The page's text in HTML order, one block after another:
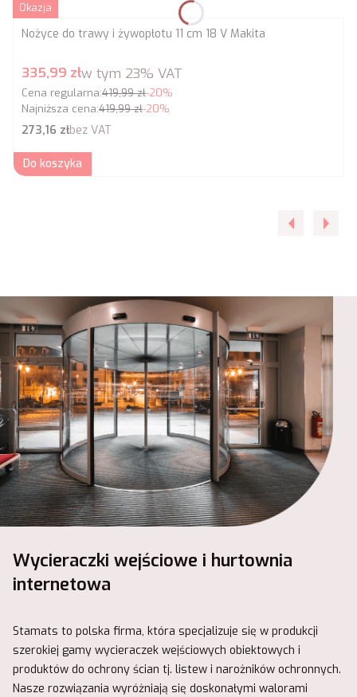
Okazja
Nożyce do trawy i żywopłotu 11 cm 18 V Makita
Cena promocyjna brutto
335,99 złw tym 23% VAT
Cena regularna:419,99 zł-20%
Najniższa cena:419,99 zł-20%
Cena netto
273,16 złbez VAT
Do koszyka
Wycieraczki wejściowe i hurtownia
internetowa
Stamats to polska firma, która specjalizuje się w produkcji
szerokiej gamy wycieraczek wejściowych obiektowych i
produktów do ochrony ścian tj. listew i narożników ochronnych.
Nasze rozwiązania wyróżniają się doskonałymi walorami